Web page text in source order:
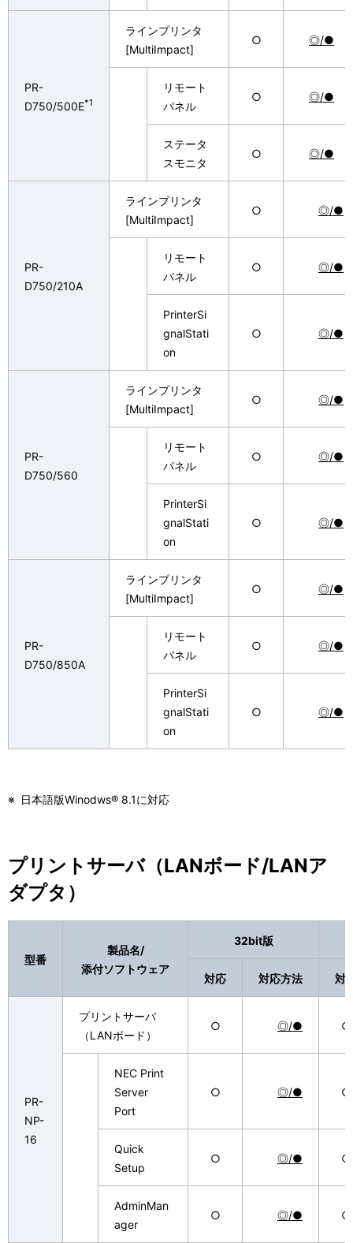
PR-
D750/500E*1
ラインプリンタ
[MultiImpact]
○ ◎/●
リモート
パネル
○ ◎/●
ステータ
スモニタ
○ ◎/●
PR-
D750/210A
ラインプリンタ
[MultiImpact]
○ ◎/●
リモート
パネル
○ ◎/●
PrinterSi
gnalStati
on
○ ◎/●
PR-
D750/560
ラインプリンタ
[MultiImpact]
○ ◎/●
リモート
パネル
○ ◎/●
PrinterSi
gnalStati
on
○ ◎/●
PR-
D750/850A
ラインプリンタ
[MultiImpact]
○ ◎/●
リモート
パネル
○ ◎/●
PrinterSi
gnalStati
on
○ ◎/●
※ 日本語版Winodws® 8.1に対応
プリントサーバ（LANボード/LANア
ダプタ）
型番
製品名/
添付ソフトウェア
32bit版
対応 対応方法 対
PR-
NP-
16
プリントサーバ
（LANボード）
○ ◎/● ○
NEC Print
Server
Port
○ ◎/● ○
Quick
Setup
○ ◎/● ○
AdminMan
ager
○ ◎/● ○